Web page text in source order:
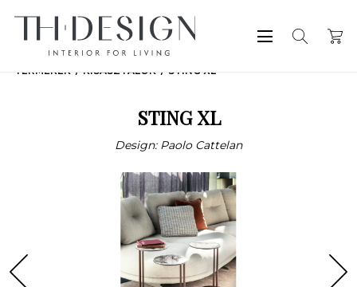
TERMÉKEK KISASZTALOK STING XL
STING XL
Design: Paolo Cattelan